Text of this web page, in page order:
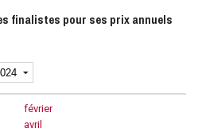
finalistes pour ses prix annuels
février
avril